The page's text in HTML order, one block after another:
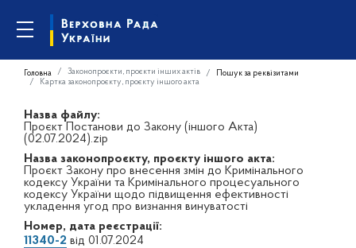
Головна Законопроєкти, проєкти інших актів
Пошук за реквізитами
Картка законопроєкту, проєкту іншого акта
Назва файлу:
Проєкт Постанови до Закону (іншого Акта)
(02.07.2024).zip
Назва законопроєкту, проєкту іншого акта:
Проєкт Закону про внесення змін до Кримінального
кодексу України та Кримінального процесуального
кодексу України щодо підвищення ефективності
укладення угод про визнання винуватості
Номер, дата реєстрації:
11340-2 від 01.07.2024